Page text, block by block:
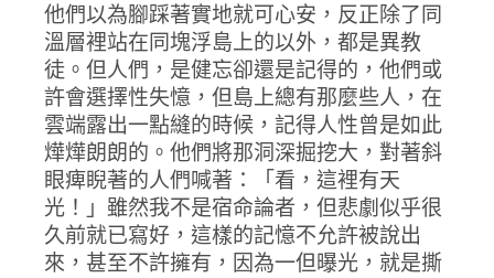
他們以為腳踩著實地就可心安，反正除了同
溫層裡站在同塊浮島上的以外，都是異教
徒。但人們，是健忘卻還是記得的，他們或
許會選擇性失憶，但島上總有那麼些人，在
雲端露出一點縫的時候，記得人性曾是如此
燁燁朗朗的。他們將那洞深掘挖大，對著斜
眼痺睨著的人們喊著：「看，這裡有天
光！」雖然我不是宿命論者，但悲劇似乎很
久前就已寫好，這樣的記憶不允許被說出
來，甚至不許擁有，因為一但曝光，就是撕